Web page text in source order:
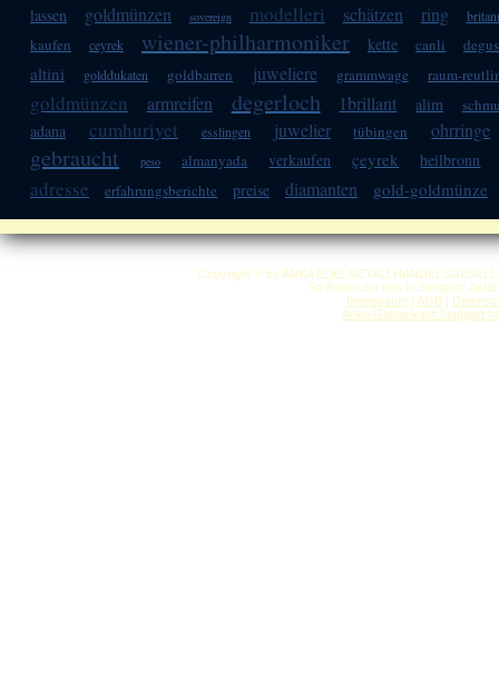
lassen goldmünzen sovereign modelleri schätzen ring
kaufen ceyrek wiener-philharmoniker kette canli
altini golddukaten goldbarren juweliere grammwage raum-
goldmünzen armreifen degerloch 1brillant alim
adana cumhuriyet esslingen juwelier tübingen ohrringe
gebraucht peso almanyada verkaufen çeyrek heilbronn
adresse erfahrungsberichte preise diamanten gold-goldmünze
Copyright © by ANKA
So finden Sie uns in Stuttgart:
Impressum| AGB|
Anka Goldankauf Stuttgart